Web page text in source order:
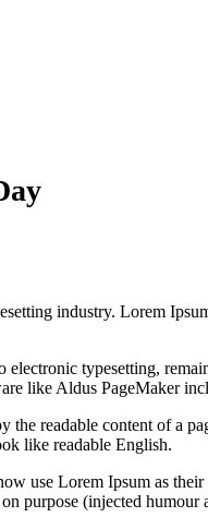
industry. Lorem
typesetting,
like Aldus PageMaker
the readable content of a
like readable English.
use Lorem Ipsum as
purpose (injected humour